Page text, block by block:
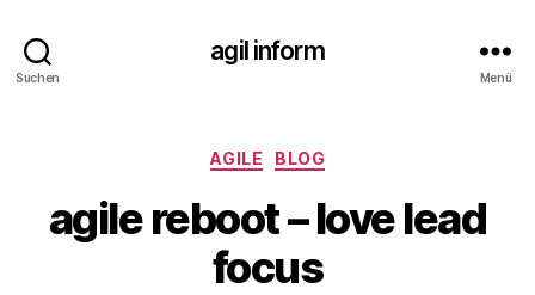
Suchen
agil inform
Menü
Kategorien
AGILE BLOG
agile reboot – love lead
focus